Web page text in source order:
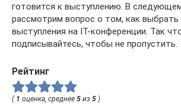
готовится к выступлению. В
рассмотрим вопрос о том, как выбрать
выступления на IT-конференции. Так
подписывайтесь, чтобы не пропустить.
Рейтинг
( 1 оценка, среднее 5 из 5 )